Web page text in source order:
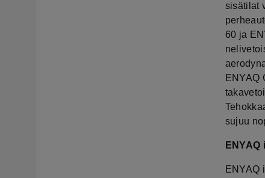
sisätilat
60 ja
ENYAQ
sujuu
ENYAQ